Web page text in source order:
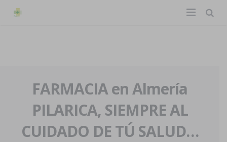
La farmacia
Nuestra historia
Nuestro equipo
Eventos
Servicios y reservas
FARMACIA en Almería
PILARICA, SIEMPRE AL
CUIDADO DE TÚ SALUD…